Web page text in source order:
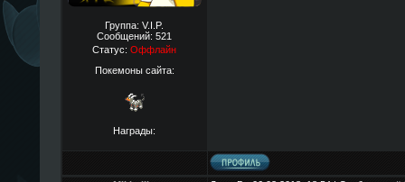
Группа: V.I.P.
Сообщений: 521
Статус: Оффлайн
Покемоны сайта:
Награды: